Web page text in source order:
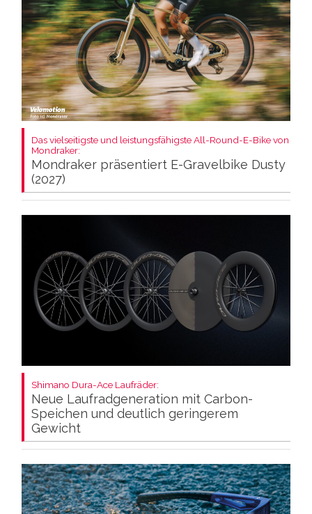
Das vielseitigste und leistungsfähigste All-Round-E-Bike von
Mondraker:
Mondraker präsentiert E-Gravelbike Dusty
(2027)
Shimano Dura-Ace Laufräder:
Neue Laufradgeneration mit Carbon-
Speichen und deutlich geringerem
Gewicht